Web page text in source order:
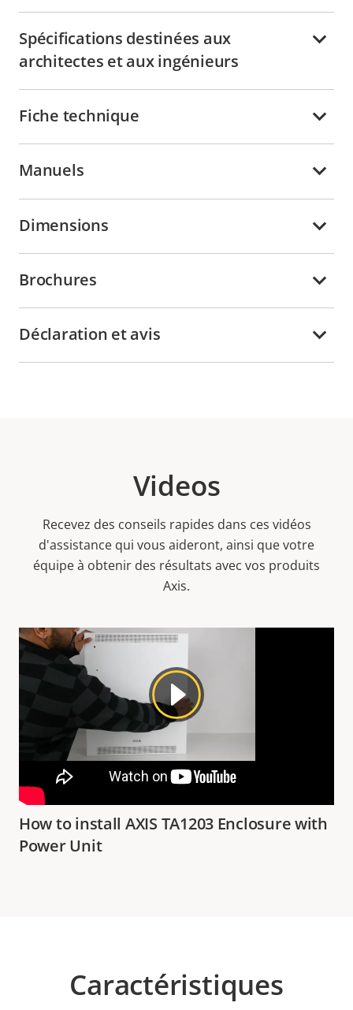
Spécifications destinées aux
architectes et aux ingénieurs
Fiche technique
Manuels
Dimensions
Brochures
Déclaration et avis
Videos
Recevez des conseils rapides dans ces vidéos
d'assistance qui vous aideront, ainsi que votre
équipe à obtenir des résultats avec vos produits
Axis.
How to install AXIS TA1203 Enclosure with
Power Unit
Caractéristiques